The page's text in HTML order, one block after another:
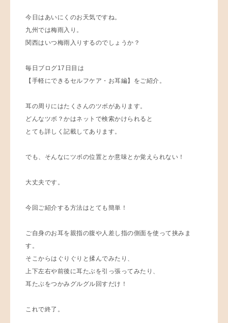
今日はあいにくのお天気ですね。
九州では梅雨入り。
関西はいつ梅雨入りするのでしょうか？
毎日ブログ17日目は
【手軽にできるセルフケア・お耳編】をご紹介。
耳の周りにはたくさんのツボがあります。
どんなツボ？かはネットで検索かけられると
とても詳しく記載してあります。
でも、そんなにツボの位置とか意味とか覚えられない！
大丈夫です。
今回ご紹介する方法はとても簡単！
ご自身のお耳を親指の腹や人差し指の側面を使って挟みま
す。
そこからはぐりぐりと揉んでみたり、
上下左右や前後に耳たぶを引っ張ってみたり、
耳たぶをつかみグルグル回すだけ！
これで終了。